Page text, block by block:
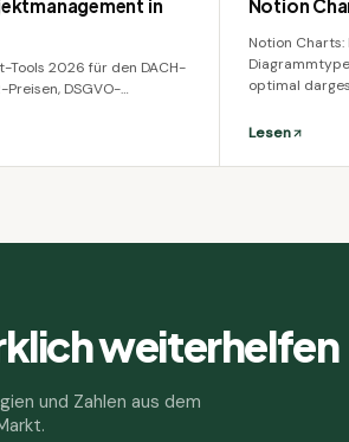
in
Tools 2026 für den DACH-
DSGVO-
Notion
Notion
optimal
Lesen
weiterhelfen
und Zahlen aus dem